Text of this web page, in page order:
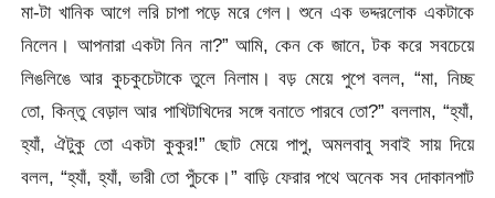
মা-টা খানিক আগে লরি চাপা পড়ে মরে গেল। শুনে এক ভদ্দরলোক একটাকে
নিলেন। আপনারা একটা নিন না?” আমি, কেন কে জানে, টক করে সবচেয়ে
লিঙলিঙে আর কুচকুচেটাকে তুলে নিলাম। বড় মেয়ে পুপে বলল, “মা, নিচ্ছ
তো, কিন্তু বেড়াল আর পাখিটাখিদের সঙ্গে বনাতে পারবে তো?” বললাম, “হ্যাঁ,
হ্যাঁ, ঐটুকু তো একটা কুকুর!” ছোট মেয়ে পাপু, অমলবাবু সবাই সায় দিয়ে
বলল, “হ্যাঁ, হ্যাঁ, ভারী তো পুঁচকে।” বাড়ি ফেরার পথে অনেক সব দোকানপাট